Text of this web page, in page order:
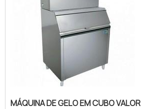
MÁQUINA DE GELO EM CUBO VALOR